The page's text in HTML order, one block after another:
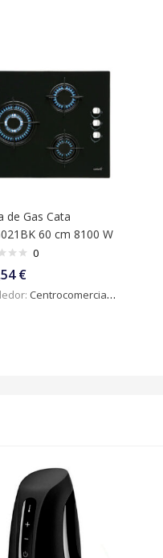
de Gas Cata
60 cm 8100 W
0
€
Centrocomercialdigital